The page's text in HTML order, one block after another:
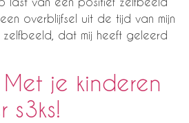
overblijfsel uit de tijd van mijn
dat mij heeft geleerd
je kinderen
s3ks!